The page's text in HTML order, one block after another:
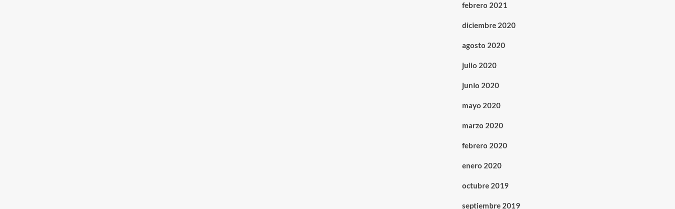
febrero 2021
diciembre 2020
agosto 2020
julio 2020
junio 2020
mayo 2020
marzo 2020
febrero 2020
enero 2020
octubre 2019
septiembre 2019